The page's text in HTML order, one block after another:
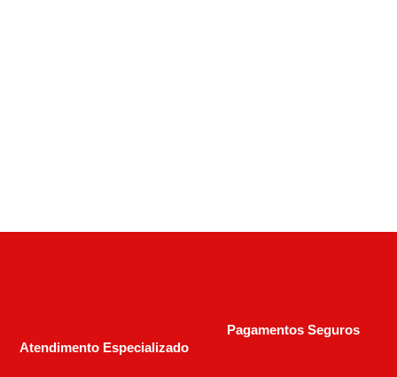
Atendimento Especializado
Pagamentos Seguros